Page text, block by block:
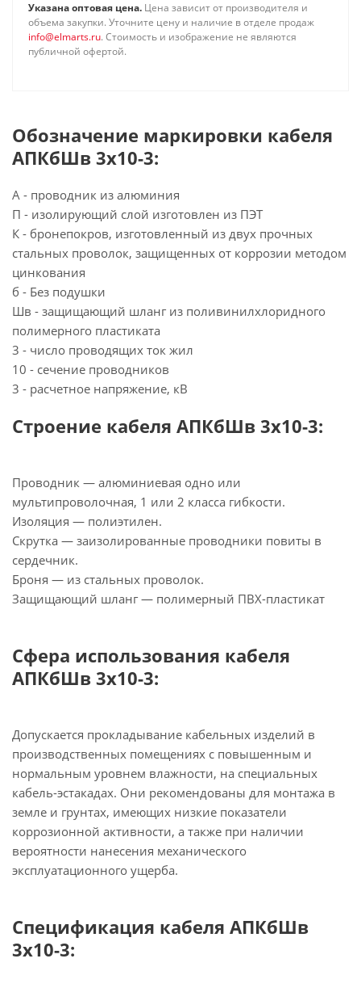
Указана оптовая цена. Цена зависит от производителя и
объема закупки. Уточните цену и наличие в отделе продаж
info@elmarts.ru. Стоимость и изображение не являются
публичной офертой.
Обозначение маркировки кабеля
АПКбШв 3х10-3:
А - проводник из алюминия
П - изолирующий слой изготовлен из ПЭТ
К - бронепокров, изготовленный из двух прочных
стальных проволок, защищенных от коррозии методом
цинкования
б - Без подушки
Шв - защищающий шланг из поливинилхлоридного
полимерного пластиката
3 - число проводящих ток жил
10 - сечение проводников
3 - расчетное напряжение, кВ
Строение кабеля АПКбШв 3х10-3:
Проводник — алюминиевая одно или
мультипроволочная, 1 или 2 класса гибкости.
Изоляция — полиэтилен.
Скрутка — заизолированные проводники повиты в
сердечник.
Броня — из стальных проволок.
Защищающий шланг — полимерный ПВХ-пластикат
Сфера использования кабеля
АПКбШв 3х10-3:
Допускается прокладывание кабельных изделий в
производственных помещениях с повышенным и
нормальным уровнем влажности, на специальных
кабель-эстакадах. Они рекомендованы для монтажа в
земле и грунтах, имеющих низкие показатели
коррозионной активности, а также при наличии
вероятности нанесения механического
эксплуатационного ущерба.
Спецификация кабеля АПКбШв
3х10-3: